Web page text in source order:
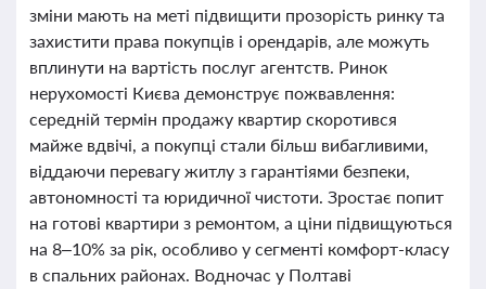
зміни мають на меті підвищити прозорість ринку та
захистити права покупців і орендарів, але можуть
вплинути на вартість послуг агентств. Ринок
нерухомості Києва демонструє пожвавлення:
середній термін продажу квартир скоротився
майже вдвічі, а покупці стали більш вибагливими,
віддаючи перевагу житлу з гарантіями безпеки,
автономності та юридичної чистоти. Зростає попит
на готові квартири з ремонтом, а ціни підвищуються
на 8–10% за рік, особливо у сегменті комфорт-класу
в спальних районах. Водночас у Полтаві